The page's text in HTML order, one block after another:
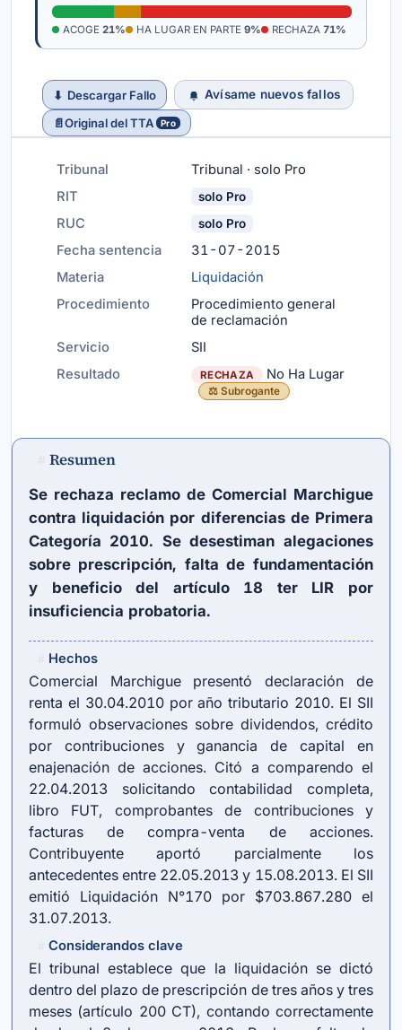
ACOGE 21% HA LUGAR EN PARTE 9% RECHAZA 71%
⬇ Descargar Fallo
Avísame nuevos fallos
📄Original del TTA Pro
Tribunal
Tribunal · solo Pro
RIT
solo Pro
RUC solo Pro
Fecha sentencia
31-07-2015
Materia
Liquidación
Procedimiento
Procedimiento general
de reclamación
Servicio
SII
Resultado
RECHAZA No Ha Lugar
⚖️ Subrogante
Resumen
Se rechaza reclamo de Comercial Marchigue
contra liquidación por diferencias de Primera
Categoría 2010. Se desestiman alegaciones
sobre prescripción, falta de fundamentación
y beneficio del artículo 18 ter LIR por
insuficiencia probatoria.
Hechos
Comercial Marchigue presentó declaración de
renta el 30.04.2010 por año tributario 2010. El SII
formuló observaciones sobre dividendos, crédito
por contribuciones y ganancia de capital en
enajenación de acciones. Citó a comparendo el
22.04.2013 solicitando contabilidad completa,
libro FUT, comprobantes de contribuciones y
facturas de compra-venta de acciones.
Contribuyente aportó parcialmente los
antecedentes entre 22.05.2013 y 15.08.2013. El SII
emitió Liquidación N°170 por $703.867.280 el
31.07.2013.
Considerandos clave
El tribunal establece que la liquidación se dictó
dentro del plazo de prescripción de tres años y tres
meses (artículo 200 CT), contando correctamente